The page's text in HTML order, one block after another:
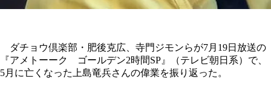
ダチョウ倶楽部・肥後克広、寺門ジモンらが7月19日放送の
『アメトーーク ゴールデン2時間SP』（テレビ朝日系）で、
5月に亡くなった上島竜兵さんの偉業を振り返った。